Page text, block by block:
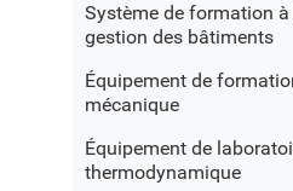
Système de formation à
gestion des bâtiments
Équipement de
mécanique
Équipement de
thermodynamique